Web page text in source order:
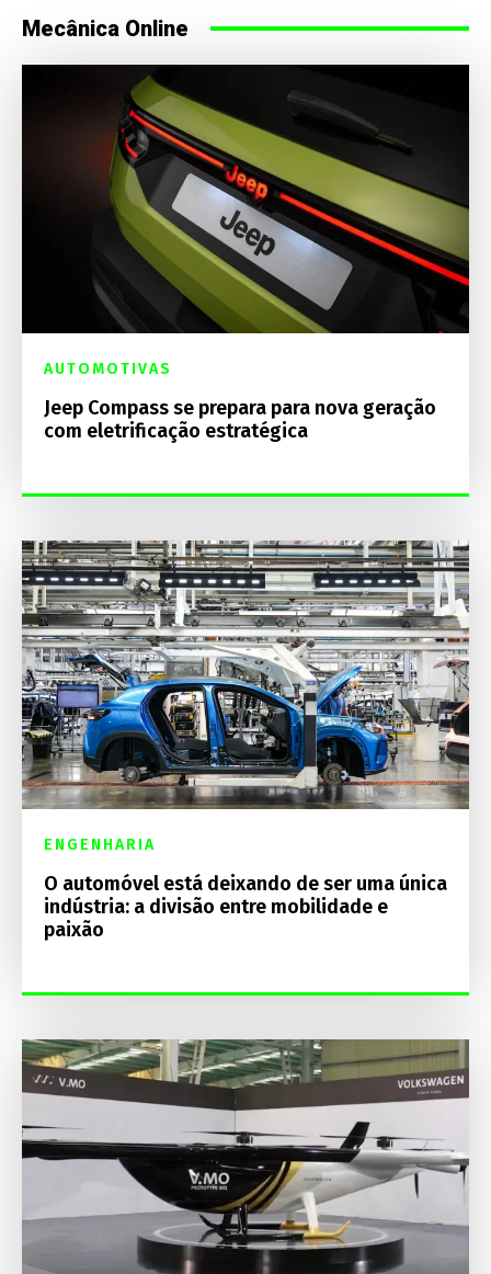
Mecânica Online
AUTOMOTIVAS
Jeep Compass se prepara para nova geração
com eletrificação estratégica
ENGENHARIA
O automóvel está deixando de ser uma única
indústria: a divisão entre mobilidade e
paixão